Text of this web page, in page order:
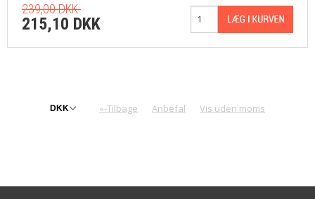
239,00 DKK
215,10 DKK
«-Tilbage Anbefal Vis uden moms